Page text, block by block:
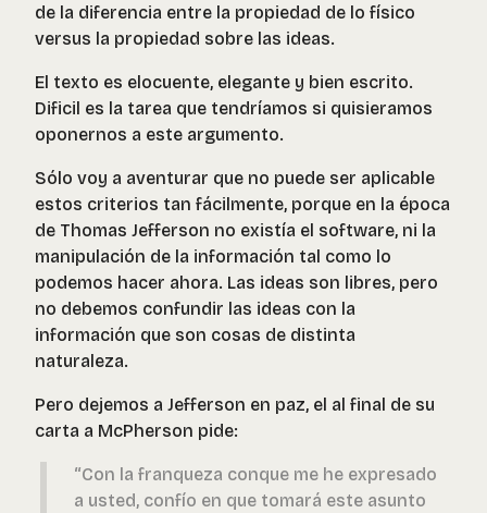
de la diferencia entre la propiedad de lo físico
versus la propiedad sobre las ideas.
El texto es elocuente, elegante y bien escrito.
Dificil es la tarea que tendríamos si quisieramos
oponernos a este argumento.
Sólo voy a aventurar que no puede ser aplicable
estos criterios tan fácilmente, porque en la época
de Thomas Jefferson no existía el software, ni la
manipulación de la información tal como lo
podemos hacer ahora. Las ideas son libres, pero
no debemos confundir las ideas con la
información que son cosas de distinta
naturaleza.
Pero dejemos a Jefferson en paz, el al final de su
carta a McPherson pide:
“Con la franqueza conque me he expresado
a usted, confío en que tomará este asunto